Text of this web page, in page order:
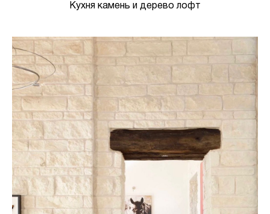
Кухня камень и дерево лофт